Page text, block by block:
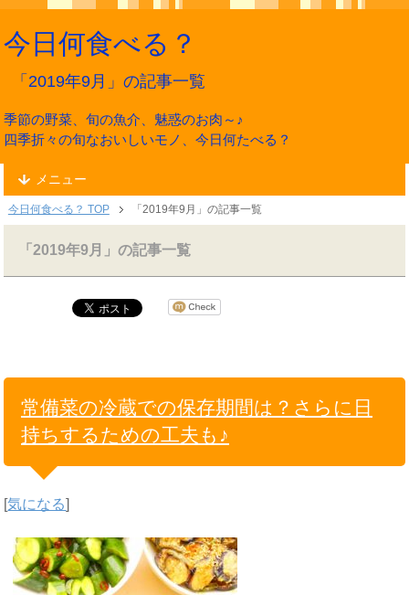
今日何食べる？
「2019年9月」の記事一覧
季節の野菜、旬の魚介、魅惑のお肉～♪
四季折々の旬なおいしいモノ、今日何たべる？
メニュー
今日何食べる？ TOP 「2019年9月」の記事一覧
「2019年9月」の記事一覧
常備菜の冷蔵での保存期間は？さらに日
持ちするための工夫も♪
[気になる]